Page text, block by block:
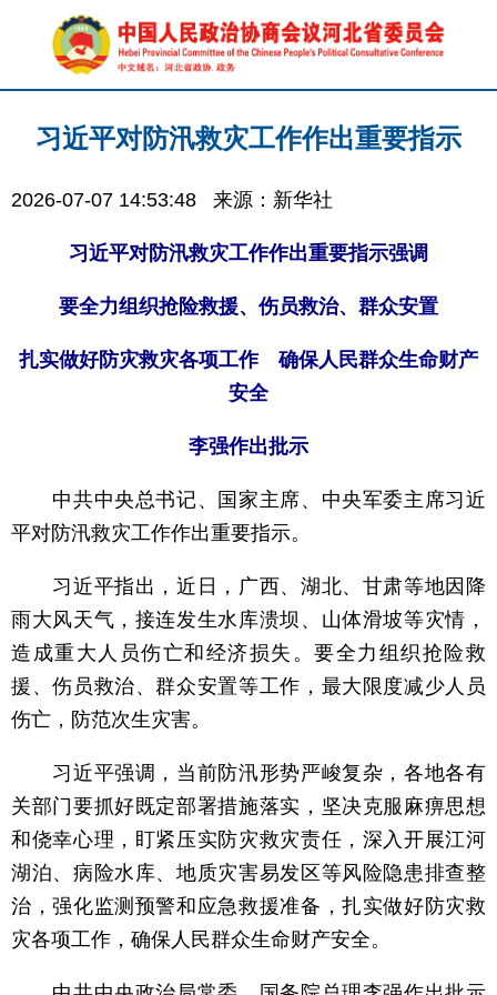
习近平对防汛救灾工作作出重要指示
2026-07-07 14:53:48 来源：新华社
习近平对防汛救灾工作作出重要指示强调
要全力组织抢险救援、伤员救治、群众安置
扎实做好防灾救灾各项工作 确保人民群众生命财产
安全
李强作出批示
中共中央总书记、国家主席、中央军委主席习近
平对防汛救灾工作作出重要指示。
习近平指出，近日，广西、湖北、甘肃等地因降
雨大风天气，接连发生水库溃坝、山体滑坡等灾情，
造成重大人员伤亡和经济损失。要全力组织抢险救
援、伤员救治、群众安置等工作，最大限度减少人员
伤亡，防范次生灾害。
习近平强调，当前防汛形势严峻复杂，各地各有
关部门要抓好既定部署措施落实，坚决克服麻痹思想
和侥幸心理，盯紧压实防灾救灾责任，深入开展江河
湖泊、病险水库、地质灾害易发区等风险隐患排查整
治，强化监测预警和应急救援准备，扎实做好防灾救
灾各项工作，确保人民群众生命财产安全。